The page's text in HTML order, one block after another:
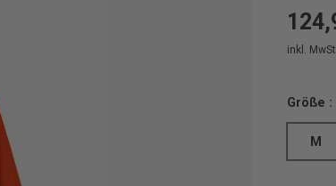
inkl.
Größe :
M